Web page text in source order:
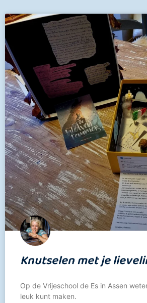
Knutselen met je
Op de Vrijeschool de Es in Assen
leuk kunt maken.